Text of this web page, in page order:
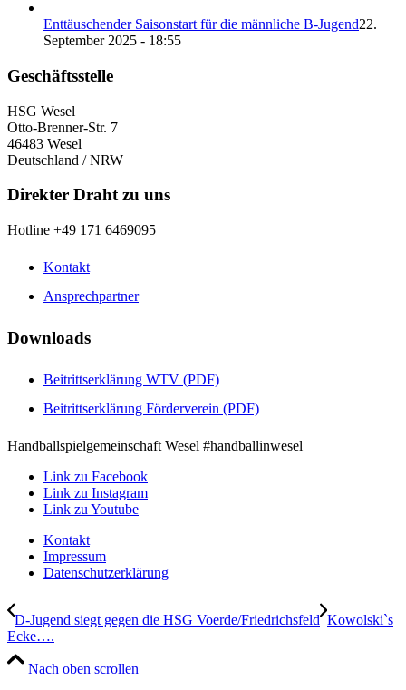
Enttäuschender Saisonstart für die männliche B-Jugend22.
September 2025 - 18:55
Geschäftsstelle
HSG Wesel
Otto-Brenner-Str. 7
46483 Wesel
Deutschland / NRW
Direkter Draht zu uns
Hotline +49 171 6469095
Kontakt
Ansprechpartner
Downloads
Beitrittserklärung WTV (PDF)
Beitrittserklärung Förderverein (PDF)
Handballspielgemeinschaft Wesel #handballinwesel
Link zu Facebook
Link zu Instagram
Link zu Youtube
Kontakt
Impressum
Datenschutzerklärung
D-Jugend siegt gegen die HSG Voerde/Friedrichsfeld Kowolski`s
Ecke….
Nach oben scrollen